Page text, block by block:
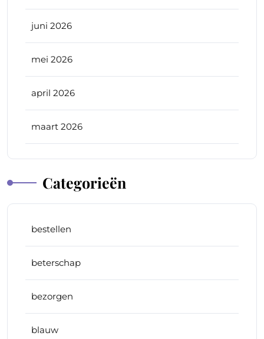
juni 2026
mei 2026
april 2026
maart 2026
Categorieën
bestellen
beterschap
bezorgen
blauw